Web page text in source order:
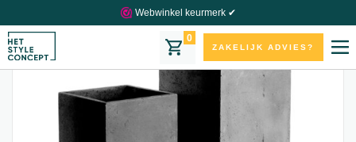
Webwinkel keurmerk ✔
0
ZAKELIJK ADVIES?